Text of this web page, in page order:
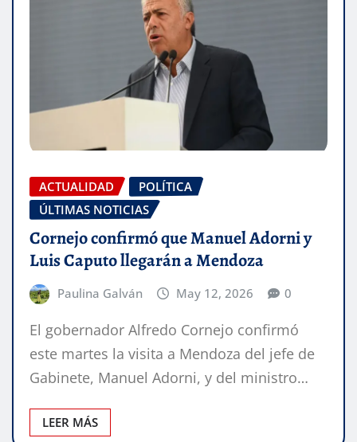
ACTUALIDAD
POLÍTICA
ÚLTIMAS NOTICIAS
Cornejo confirmó que Manuel Adorni y
Luis Caputo llegarán a Mendoza
Paulina Galván May 12, 2026 0
El gobernador Alfredo Cornejo confirmó
este martes la visita a Mendoza del jefe de
Gabinete, Manuel Adorni, y del ministro…
LEER MÁS